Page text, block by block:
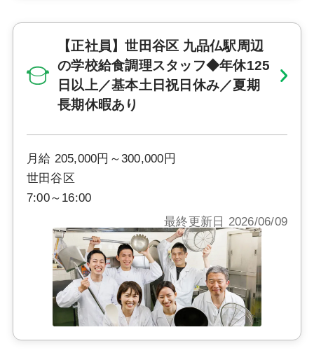
【正社員】世田谷区 九品仏駅周辺
の学校給食調理スタッフ◆年休125
日以上／基本土日祝日休み／夏期
長期休暇あり
月給 205,000円～300,000円
世田谷区
7:00～16:00
最終更新日 2026/06/09